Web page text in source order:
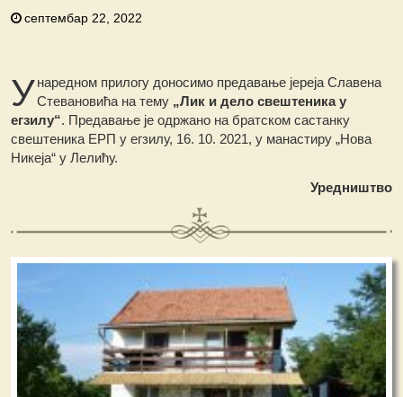
септембар 22, 2022
Унаредном прилогу доносимо предавање јереја Славена
Стевановића на тему „Лик и дело свештеника у
егзилу“. Предавање је одржано на братском састанку
свештеника ЕРП у егзилу, 16. 10. 2021, у манастиру „Нова
Никеја“ у Лелићу.
Уредништво